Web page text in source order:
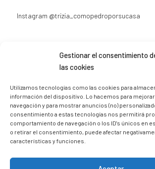
Gestionar el consentimiento
las cookies
Utilizamos tecnologías como las cookies para
información del dispositivo. Lo hacemos para
navegación y para mostrar anuncios (no)
consentimiento a estas tecnologías nos permitirá
comportamiento de navegación o los ID's únicos en
o retirar el consentimiento, puede afectar
características y funciones.
Instagram @trizia_comopedroporsucasa
trizia_comopedroporsucasa
Freelance | Web | RRSS
Mi tienda
@lacatalina.shop
Alquila tu
@caravana_go
Mi blog de viajes